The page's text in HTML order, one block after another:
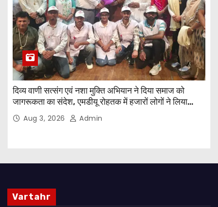
दिव्य वाणी सत्संग एवं नशा मुक्ति अभियान ने दिया समाज को
जागरूकता का संदेश, एमडीयू रोहतक में हजारों लोगों ने लिया
संकल्पAug 3, 2026 Admin
Vartahr